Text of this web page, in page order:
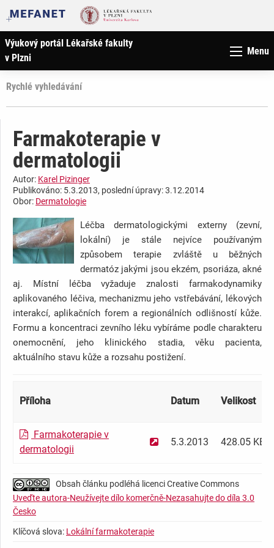
Výukový portál Lékařské fakulty
v Plzni
Menu
Rychlé vyhledávání
Farmakoterapie v
dermatologii
Autor: Karel Pizinger
Publikováno: 5.3.2013, poslední úpravy: 3.12.2014
Obor: Dermatologie
Léčba dermatologickými externy (zevní,
lokální) je stále nejvíce používaným
způsobem terapie zvláště u běžných
dermatóz jakými jsou ekzém, psoriáza, akné
aj. Místní léčba vyžaduje znalosti farmakodynamiky
aplikovaného léčiva, mechanizmu jeho vstřebávání, lékových
interakcí, aplikačních forem a regionálních odlišností kůže.
Formu a koncentraci zevního léku vybíráme podle charakteru
onemocnění, jeho klinického stadia, věku pacienta,
aktuálního stavu kůže a rozsahu postižení.
Příloha Datum Velikost
Farmakoterapie v
dermatologii
5.3.2013 428.05 KB
Obsah článku podléhá licenci Creative Commons
Uveďte autora-Neužívejte dílo komerčně-Nezasahujte do díla 3.0
Česko
Klíčová slova: Lokální farmakoterapie